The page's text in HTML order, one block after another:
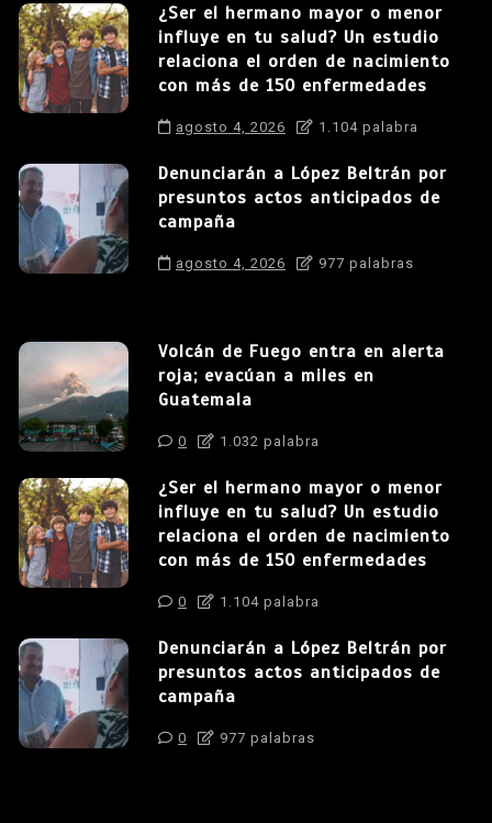
¿Ser el hermano mayor o menor
influye en tu salud? Un estudio
relaciona el orden de nacimiento
con más de 150 enfermedades
agosto 4, 2026 1.104 palabra
Denunciarán a López Beltrán por
presuntos actos anticipados de
campaña
agosto 4, 2026 977 palabras
Volcán de Fuego entra en alerta
roja; evacúan a miles en
Guatemala
0 1.032 palabra
¿Ser el hermano mayor o menor
influye en tu salud? Un estudio
relaciona el orden de nacimiento
con más de 150 enfermedades
0 1.104 palabra
Denunciarán a López Beltrán por
presuntos actos anticipados de
campaña
0 977 palabras